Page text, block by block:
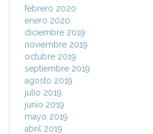
febrero 2020
enero 2020
diciembre 2019
noviembre 2019
octubre 2019
septiembre 2019
agosto 2019
julio 2019
junio 2019
mayo 2019
abril 2019